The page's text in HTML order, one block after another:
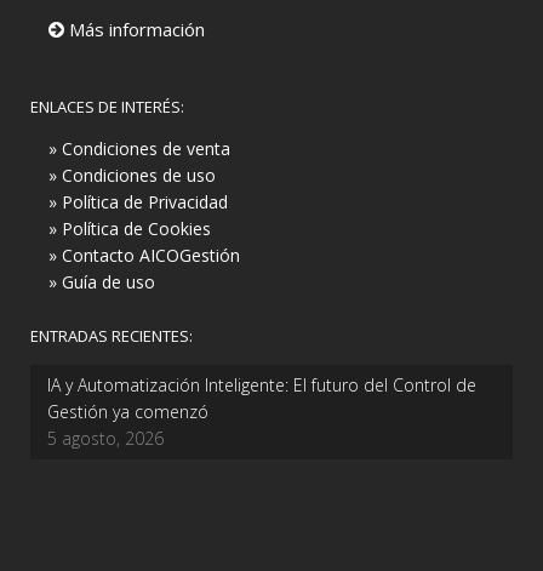
Más información
ENLACES DE INTERÉS:
» Condiciones de venta
» Condiciones de uso
» Política de Privacidad
» Política de Cookies
» Contacto AICOGestión
» Guía de uso
ENTRADAS RECIENTES:
IA y Automatización Inteligente: El futuro del Control de
Gestión ya comenzó
5 agosto, 2026